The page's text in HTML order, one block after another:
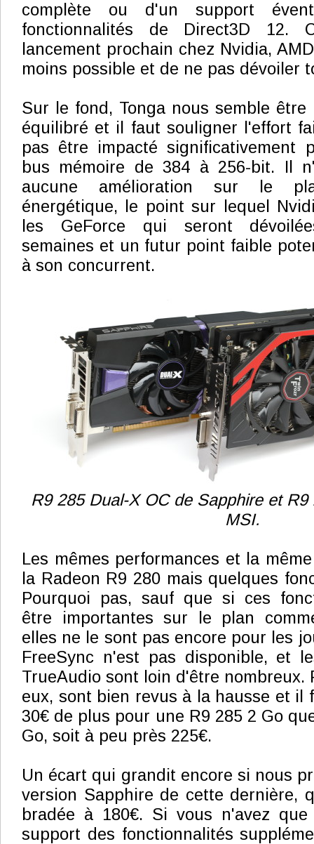
complète ou d'un support
fonctionnalités de Direct3D 12.
lancement prochain chez Nvidia,
moins possible et de ne pas dévoiler
Sur le fond, Tonga nous semble
équilibré et il faut souligner l'effort
pas être impacté significativement
bus mémoire de 384 à 256-bit. Il
aucune amélioration sur le
énergétique, le point sur lequel
les GeForce qui seront
semaines et un futur point faible
à son concurrent.
R9 285 Dual-X OC de Sapphire et
MSI.
Les mêmes performances et la
la Radeon R9 280 mais quelques
Pourquoi pas, sauf que si ces
être importantes sur le plan
elles ne le sont pas encore pour les
FreeSync n'est pas disponible, et
TrueAudio sont loin d'être nombreux.
eux, sont bien revus à la hausse et il
30€ de plus pour une R9 285 2 Go
Go, soit à peu près 225€.
Un écart qui grandit encore si nous
version Sapphire de cette dernière,
bradée à 180€. Si vous n'avez
support des fonctionnalités